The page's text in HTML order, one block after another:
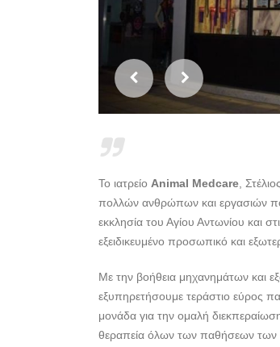
Το ιατρείο Animal Medcare ,
πολλών ανθρώπων και εργασιών
εκκλησία του Αγίου Αντωνίου και
εξειδικευμένο προσωπικό και
Με την βοήθεια μηχανημάτων και
εξυπηρετήσουμε τεράστιο εύρος
μονάδα για την ομαλή
θεραπεία όλων των παθήσεων των